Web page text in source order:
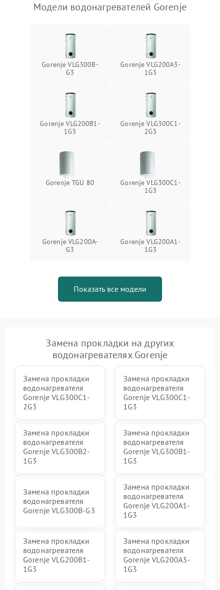
Модели водонагревателей Gorenje
Gorenje VLG300B-
G3
Gorenje VLG200A3-
1G3
Gorenje VLG200B1-
1G3
Gorenje VLG300C1-
2G3
Gorenje TGU 80
Gorenje VLG300C1-
1G3
Gorenje VLG200A-
G3
Gorenje VLG200А1-
1G3
Показать все модели
Замена прокладки на других
водонагревателях Gorenje
Замена прокладки
водонагревателя
Gorenje VLG300C1-
2G3
Замена прокладки
водонагревателя
Gorenje VLG300C1-
1G3
Замена прокладки
водонагревателя
Gorenje VLG300B2-
1G3
Замена прокладки
водонагревателя
Gorenje VLG300B1-
1G3
Замена прокладки
водонагревателя
Gorenje VLG300B-G3
Замена прокладки
водонагревателя
Gorenje VLG200А1-
1G3
Замена прокладки
водонагревателя
Gorenje VLG200B1-
1G3
Замена прокладки
водонагревателя
Gorenje VLG200A3-
1G3